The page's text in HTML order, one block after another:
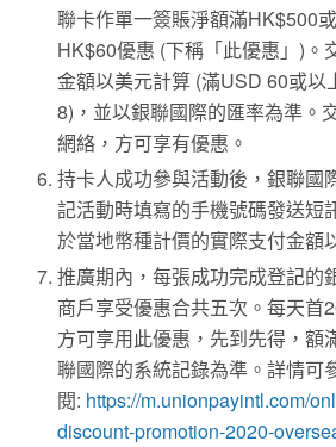
聯卡作單一簽賬淨額滿HK$500
HK$60優惠 (下稱「此優惠」) 。
金額以美元計算 (滿USD 60或以
8) ，並以銀聯國際的匯率為準。
網絡，方可享有優惠。
持卡人成功參與活動後，銀聯國
記活動時填寫的手機號碼發送短
於當地幣種計價的實際支付金額
推廣期內，每張成功完成登記的
商戶享受優惠合共五次。每天首
方可享用此優惠，先到先得，額
聯國際的系統記錄為準。詳情可
閱: https://m.unionpayintl.com/
discount-promotion-2020-